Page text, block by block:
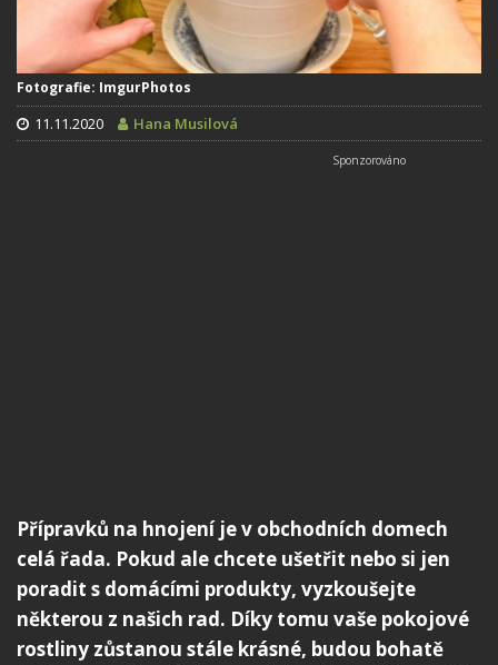
Fotografie: ImgurPhotos
11.11.2020 Hana Musilová
Přípravků na hnojení je v obchodních domech
celá řada. Pokud ale chcete ušetřit nebo si jen
poradit s domácími produkty, vyzkoušejte
některou z našich rad. Díky tomu vaše pokojové
rostliny zůstanou stále krásné, budou bohatě